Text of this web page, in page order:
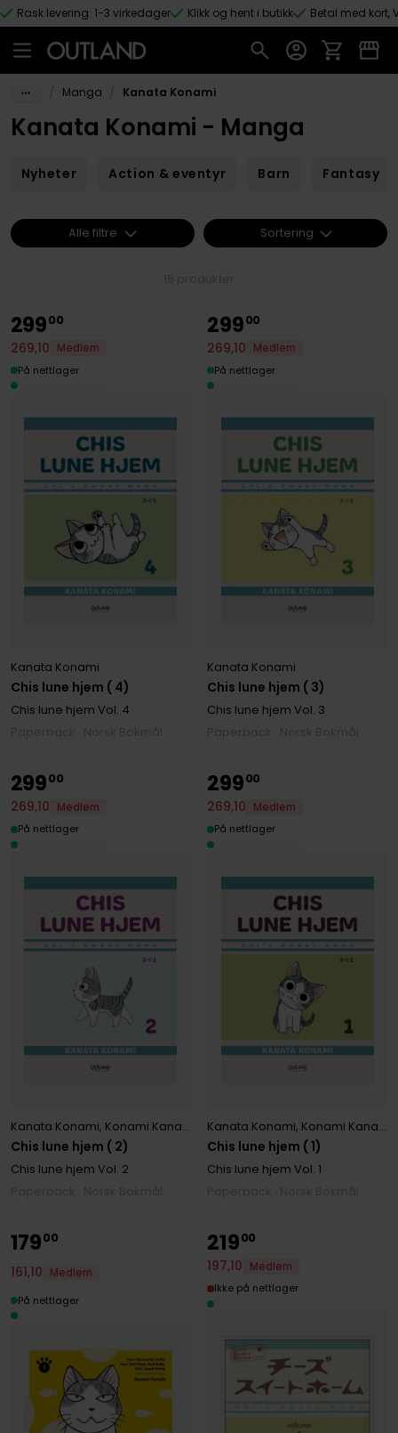
Hopp til hovedinnhold
Rask levering: 1-3 virkedager Klikk og hent i butikk Betal med kort,
Manga Kanata Konami
Kanata Konami - Manga
Nyheter Action & eventyr Barn Fantasy
Chis lune hjem ( 4)
Kanata Konami
Chis lune hjem Vol. 4
29900
269,10
Medlem
På nettlager
Chis lune hjem ( 3)
Kanata Konami
Chis lune hjem Vol. 3
29900
269,10
Medlem
På nettlager
Chis lune hjem ( 2)
Kanata Konami, Konami Kanata
Chis lune hjem Vol. 2
29900
269,10
Medlem
På nettlager
Chis lune hjem ( 1)
Kanata Konami, Konami Kanata
Chis lune hjem Vol. 1
29900
269,10
Medlem
På nettlager
17900
161,10
Medlem
På nettlager
21900
197,10
Medlem
Ikke på nettlager
Alle filtre Sortering